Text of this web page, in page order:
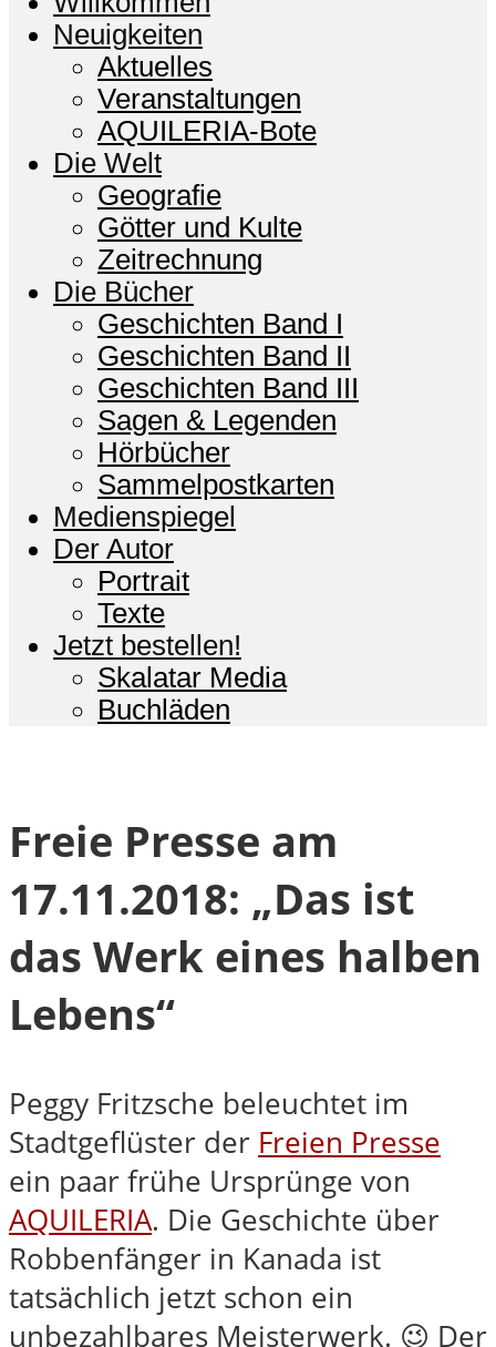
Neuigkeiten
Aktuelles
Veranstaltungen
AQUILERIA-Bote
Die Welt
Geografie
Götter und Kulte
Zeitrechnung
Die Bücher
Geschichten Band I
Geschichten Band II
Geschichten Band III
Sagen & Legenden
Hörbücher
Sammelpostkarten
Medienspiegel
Der Autor
Portrait
Texte
Jetzt bestellen!
Skalatar Media
Buchläden
Freie Presse am
17.11.2018: „Das ist
das Werk eines halben
Lebens“
Peggy Fritzsche beleuchtet im
Stadtgeflüster der Freien Presse
ein paar frühe Ursprünge von
AQUILERIA. Die Geschichte über
Robbenfänger in Kanada ist
tatsächlich jetzt schon ein
unbezahlbares Meisterwerk. 😉 Der